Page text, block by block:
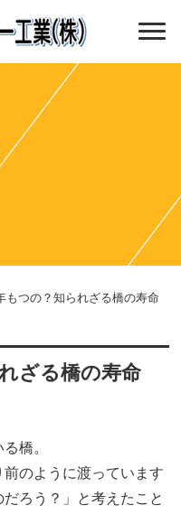
つの？知られざる橋の寿命
ざる橋の寿命
橋。
のように渡っています
ろう？」と考えたこと